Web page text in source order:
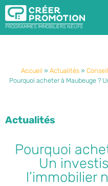
PROGRAMMES IMMOBILIERS NEUFS
Accueil » Actualités »
Pourquoi acheter à Maubeuge ?
Actualités
Pourquoi
Un
l’immobilier